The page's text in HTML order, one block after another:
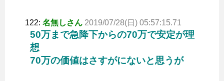
122: 名無しさん 2019/07/28(日) 05:57:15.71
50万まで急降下からの70万で安定が理
想
70万の価値はさすがにないと思うが